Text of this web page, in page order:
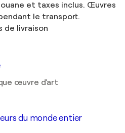
et taxes inclus. Œuvres
le transport.
de livraison
œuvre d'art
du monde entier